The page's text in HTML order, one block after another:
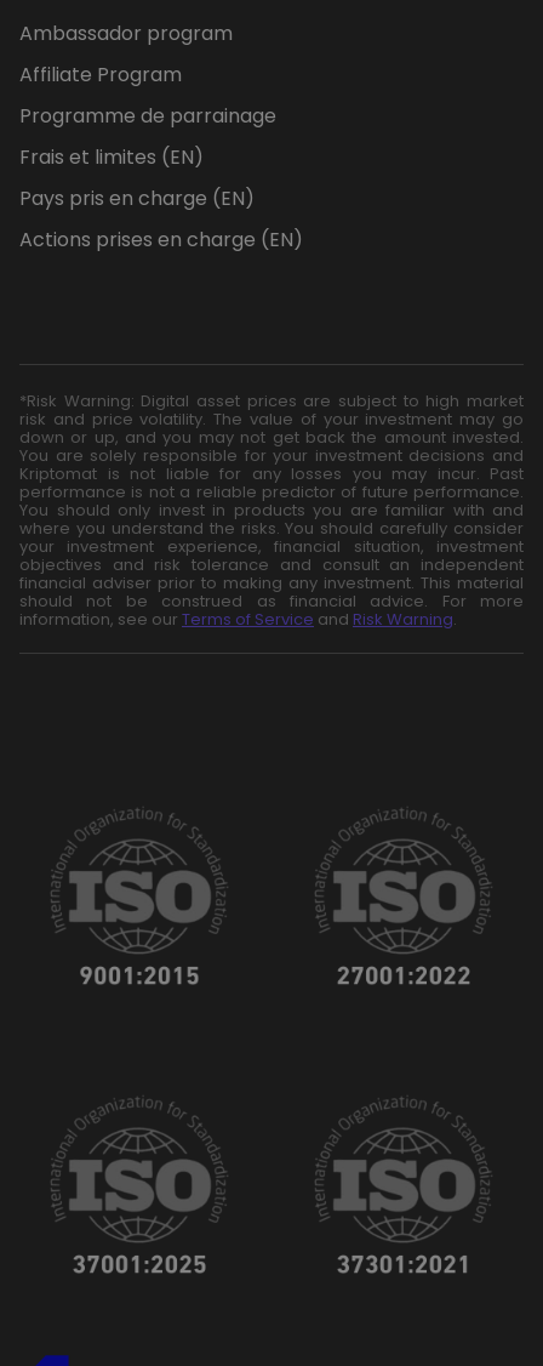
Ambassador program
Affiliate Program
Programme de parrainage
Frais et limites (EN)
Pays pris en charge (EN)
Actions prises en charge (EN)
*Risk Warning: Digital asset prices are subject to high market
risk and price volatility. The value of your investment may go
down or up, and you may not get back the amount invested.
You are solely responsible for your investment decisions and
Kriptomat is not liable for any losses you may incur. Past
performance is not a reliable predictor of future performance.
You should only invest in products you are familiar with and
where you understand the risks. You should carefully consider
your investment experience, financial situation, investment
objectives and risk tolerance and consult an independent
financial adviser prior to making any investment. This material
should not be construed as financial advice. For more
information, see our Terms of Service and Risk Warning.